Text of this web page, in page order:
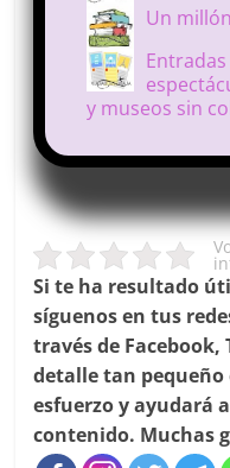
Un
y museos sin
Si te ha resultado
síguenos en tus
través de Facebook,
detalle tan
esfuerzo y ayudará
contenido. Muchas